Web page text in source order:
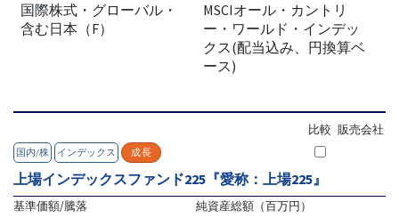
国際株式・グローバル・
含む日本（F）
MSCIオール・カントリ
ー・ワールド・インデッ
クス(配当込み、円換算ベ
ース)
国内/株 インデックス 成長
比較 販売会社
上場インデックスファンド225『愛称：上場225』
基準価額/騰落 純資産総額（百万円）